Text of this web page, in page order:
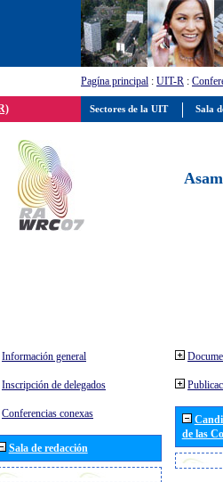
Pagína principal : UIT-R :
Información general
Inscripción de delegados
Conferencias conexas
Sala de redacción
de las
Sectores de la UIT Sala